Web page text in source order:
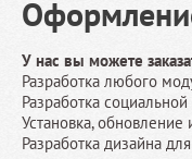
У нас вы можете
Разработка любого
Разработка
Установка,
Разработка дизайна